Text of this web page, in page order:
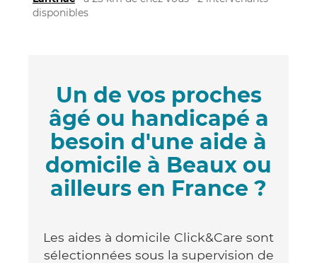
disponibles
Un de vos proches
âgé ou handicapé a
besoin d'une aide à
domicile à Beaux ou
ailleurs en France ?
Les aides à domicile Click&Care sont
sélectionnées sous la supervision de